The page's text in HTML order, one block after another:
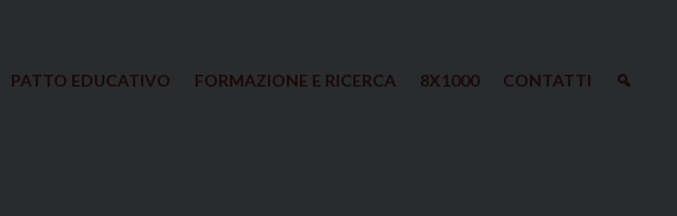
PATTO EDUCATIVO FORMAZIONE E RICERCA 8X1000 CONTATTI